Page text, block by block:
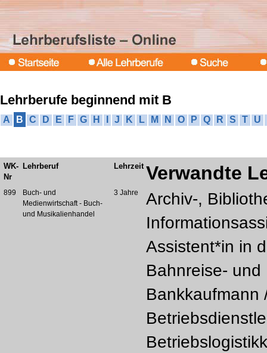
Lehrberufe beginnend mit B
A B C D E F G H J K L M N O P Q R S T U
WK-
Nr
Lehrberuf Lehrzeit Verwandte
899
Buch- und
Medienwirtschaft - Buch-
und Musikalienhandel
3 Jahre
Archiv-,
Assistent*in in
Bahnreise- und
Bankkaufmann